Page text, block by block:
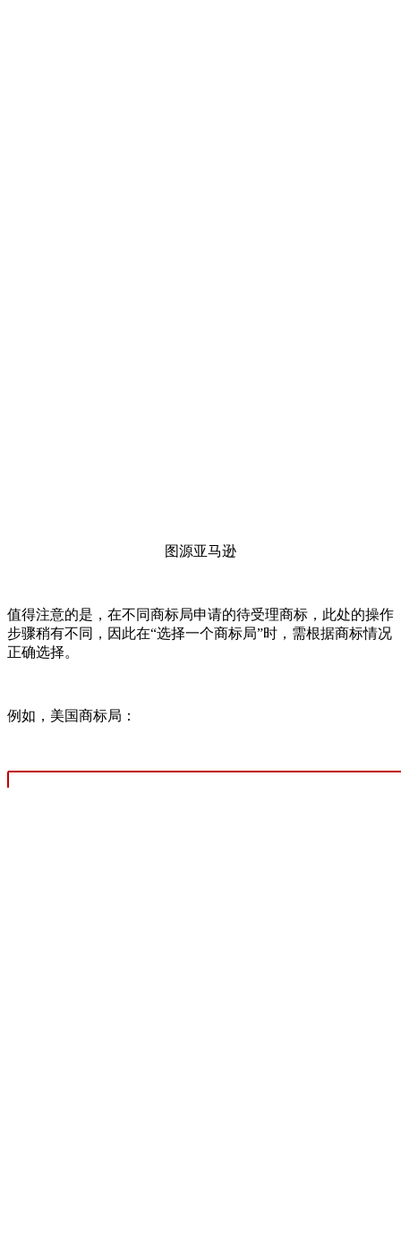
图源亚马逊
值得注意的是，在不同商标局申请的待受理商标，此处的操作
步骤稍有不同，因此在“选择一个商标局”时，需根据商标情况
正确选择。
例如，美国商标局：